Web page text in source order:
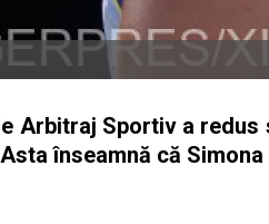
Arbitraj Sportiv a redus
înseamnă că